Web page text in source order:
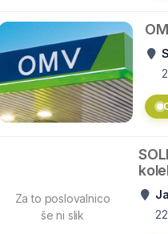
Za to poslovalnico
še ni slik